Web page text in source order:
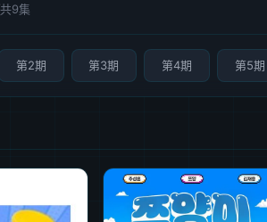
共9集
第2期 第3期 第4期 第5期